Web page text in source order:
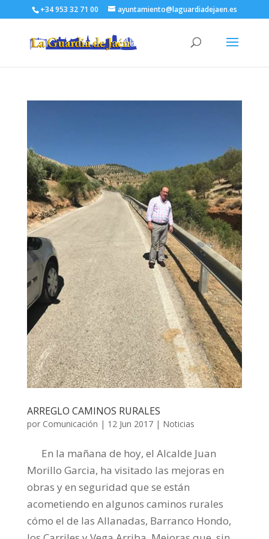
+34 953 32 71 00 ayuntamiento@laguardiadejaen.es
ARREGLO CAMINOS RURALES
por Comunicación | 12 Jun 2017| Noticias
En la mañana de hoy, el Alcalde Juan
Morillo Garcia, ha visitado las mejoras en
obras y en seguridad que se están
acometiendo en algunos caminos rurales
cómo el de las Allanadas, Barranco Hondo,